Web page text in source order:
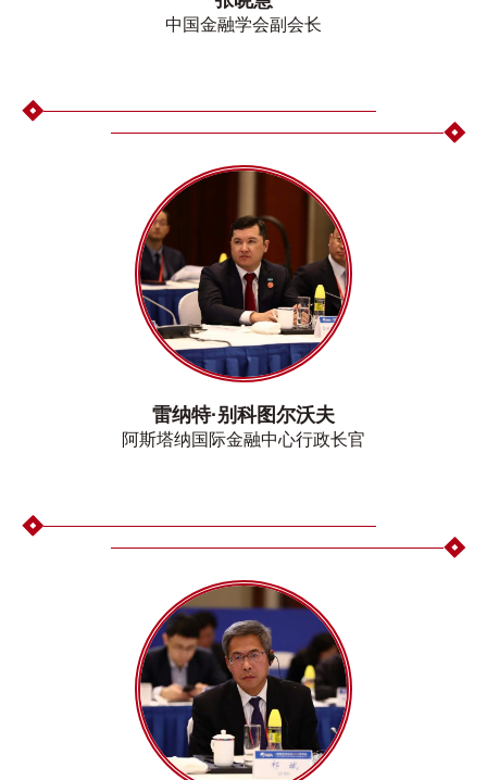
中国金融学会副会长
雷纳特·别科图尔沃夫
阿斯塔纳国际金融中心行政长官